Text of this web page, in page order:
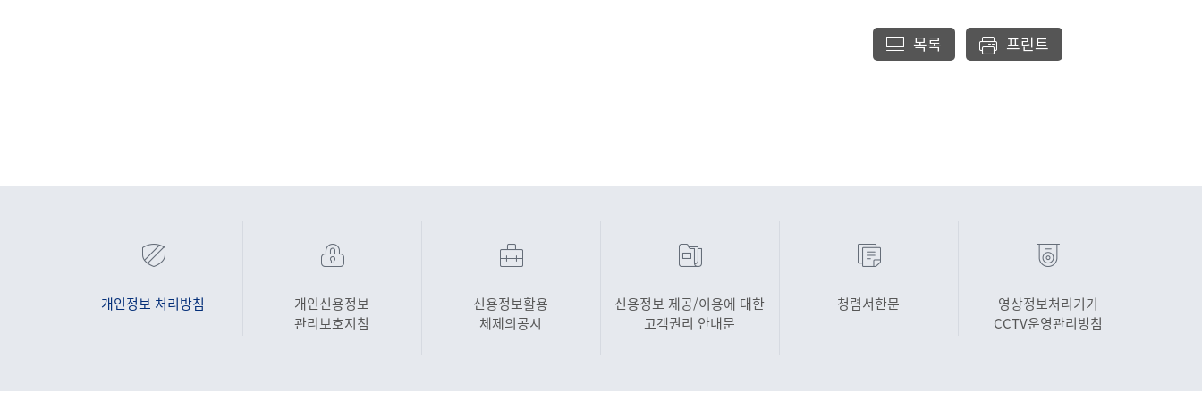
목록 프린트
개인정보 처리방침
개인신용정보
관리보호지침
신용정보활용
체제의공시
신용정보 제공/이용에 대한
고객권리 안내문
청렴서한문
영상정보처리기기
CCTV운영관리방침